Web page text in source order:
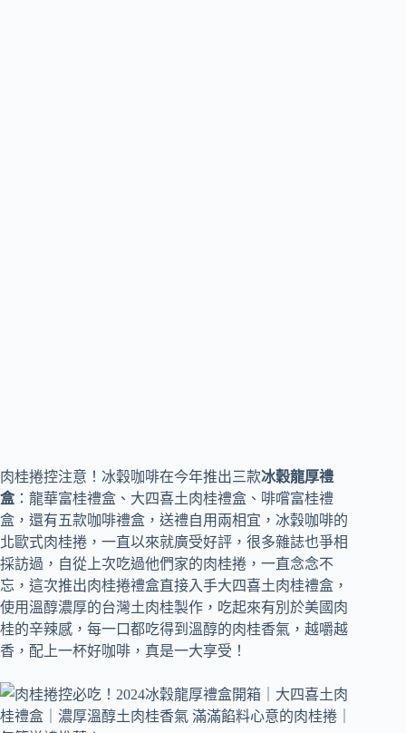
肉桂捲控注意！冰穀咖啡在今年推出三款冰穀龍厚禮
盒：龍華富桂禮盒、大四喜土肉桂禮盒、啡嚐富桂禮
盒，還有五款咖啡禮盒，送禮自用兩相宜，冰穀咖啡的
北歐式肉桂捲，一直以來就廣受好評，很多雜誌也爭相
採訪過，自從上次吃過他們家的肉桂捲，一直念念不
忘，這次推出肉桂捲禮盒直接入手大四喜土肉桂禮盒，
使用溫醇濃厚的台灣土肉桂製作，吃起來有別於美國肉
桂的辛辣感，每一口都吃得到溫醇的肉桂香氣，越嚼越
香，配上一杯好咖啡，真是一大享受！